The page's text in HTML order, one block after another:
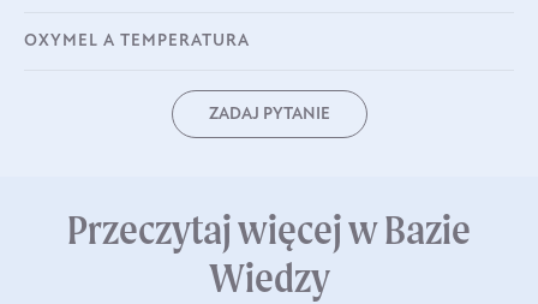
OXYMEL A TEMPERATURA
ZADAJ PYTANIE
Przeczytaj więcej w Bazie
Wiedzy